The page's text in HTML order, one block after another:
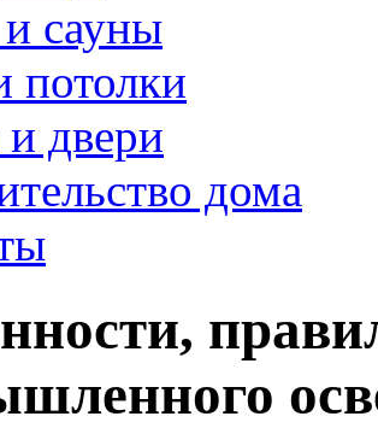
сауны
потолки
двери
дома